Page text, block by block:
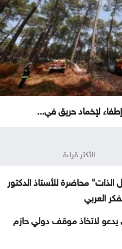
لإخماد حريق في...
الأكثر قراءة
محاضرة للأستاذ الدكتور
العربي
يدعو لاتخاذ موقف دولي حازم